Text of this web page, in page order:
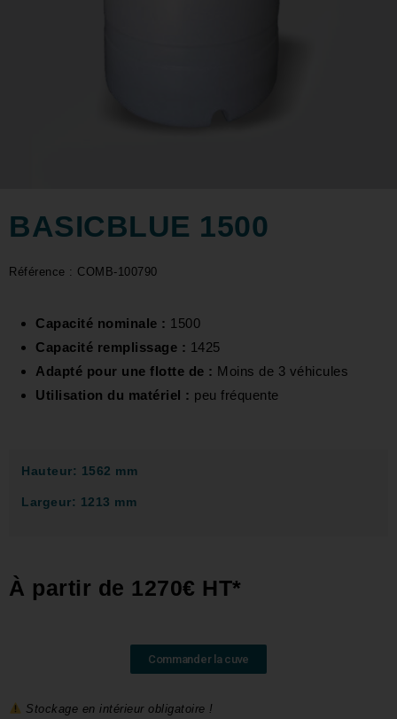
BASICBLUE 1500
Référence : COMB-100790
Capacité nominale : 1500
Capacité remplissage : 1425
Adapté pour une flotte de : Moins de 3 véhicules
Utilisation du matériel : peu fréquente
Hauteur: 1562 mm
Largeur: 1213 mm
À partir de 1270€ HT*
Commander la cuve
Stockage en intérieur obligatoire !